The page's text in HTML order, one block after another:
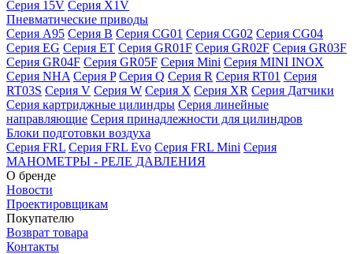
Серия 15V Серия X1V
Пневматические приводы
Серия A95 Серия B Серия CG01 Серия CG02 Серия CG04
Серия EG Серия ET Серия GR01F Серия GR02F Серия GR03F
Серия GR04F Серия GR05F Серия Mini Серия MINI INOX
Серия NHA Серия P Серия Q Серия R Серия RT01 Серия
RT03S Серия V Серия W Серия X Серия XR Серия Датчики
Серия картриджные цилиндры Серия линейные
направляющие Серия принадлежности для цилиндров
Блоки подготовки воздуха
Серия FRL Серия FRL Evo Серия FRL Mini Серия
МАНОМЕТРЫ - РЕЛЕ ДАВЛЕНИЯ
О бренде
Новости
Проектировщикам
Покупателю
Возврат товара
Контакты